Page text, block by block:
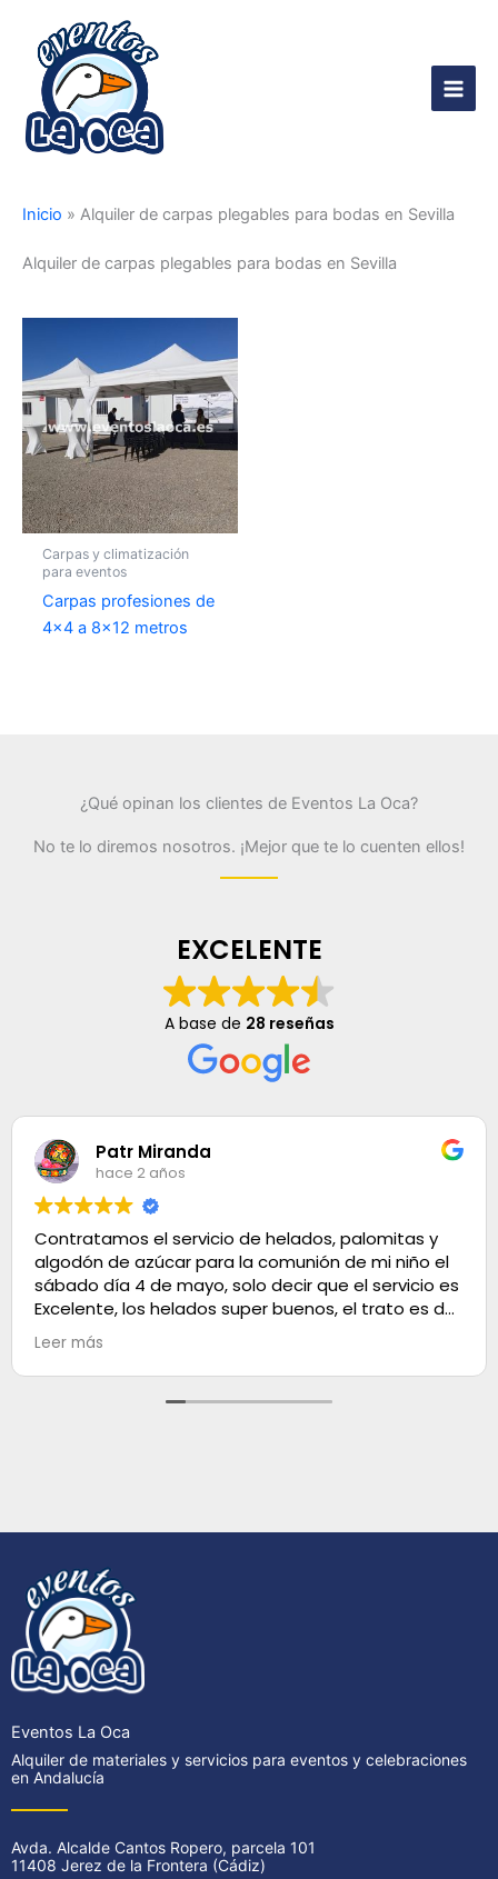
contenido
Main
Inicio » Alquiler de carpas plegables para bodas en Sevilla
Alquiler de carpas plegables para bodas en Sevilla
Carpas y climatización
para eventos
Carpas profesiones de
4×4 a 8×12 metros
¿Qué opinan los clientes de Eventos La Oca?
No te lo diremos nosotros. ¡Mejor que te lo cuenten ellos!
EXCELENTE
A base de 28 reseñas
Patr Miranda
hace 2 años
Contratamos el servicio de helados, palomitas y
algodón de azúcar para la comunión de mi niño el
sábado día 4 de mayo, solo decir que el servicio es
Excelente, los helados super buenos, el trato es de
100. Muchas gracias
Leer más
Eventos La Oca
Alquiler de materiales y servicios para eventos y celebraciones
en Andalucía
Avda. Alcalde Cantos Ropero, parcela 101
11408 Jerez de la Frontera (Cádiz)